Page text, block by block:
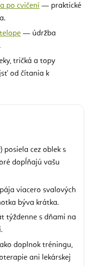
po cvičení — praktické
— údržba
tričká a topy
od čítania k
posiela cez oblek s
dopĺňajú vašu
viacero svalových
býva krátka.
týždenne s dňami na
doplnok tréningu,
ani lekárskej